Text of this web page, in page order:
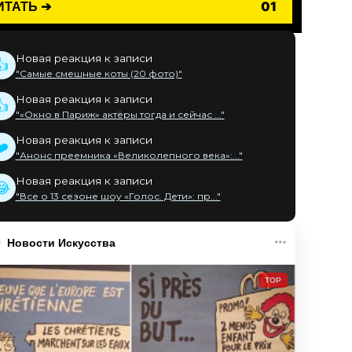
➔ 01
Новая реакция к записи
"Самые смешные коты (20 фото)"
Новая реакция к записи
"«Окно в Париж» актёры тогда и сейчас ..."
Новая реакция к записи
"Анонс преемника «Великолепного века»:..."
Новая реакция к записи
"Все о 13 сезоне шоу «Голос. Дети»: пр..."
Новости Искусства
TOP